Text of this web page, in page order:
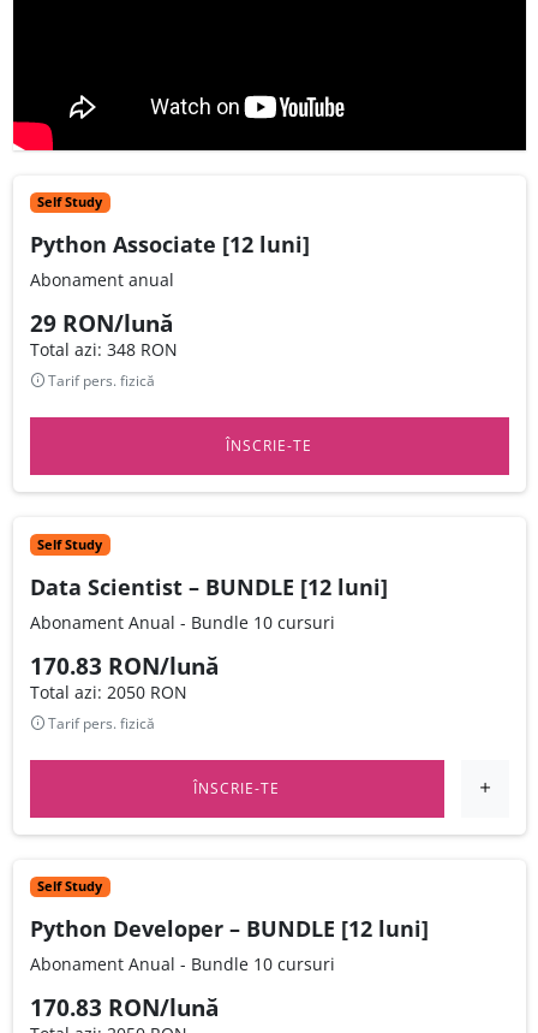
Self Study
Python Associate [12 luni]
Abonament anual
29 RON/lună
Total azi: 348 RON
Tarif pers. fizică
ÎNSCRIE-TE
Self Study
Data Scientist – BUNDLE [12 luni]
Abonament Anual - Bundle 10 cursuri
170.83 RON/lună
Total azi: 2050 RON
Tarif pers. fizică
ÎNSCRIE-TE
Self Study
Python Developer – BUNDLE [12 luni]
Abonament Anual - Bundle 10 cursuri
170.83 RON/lună